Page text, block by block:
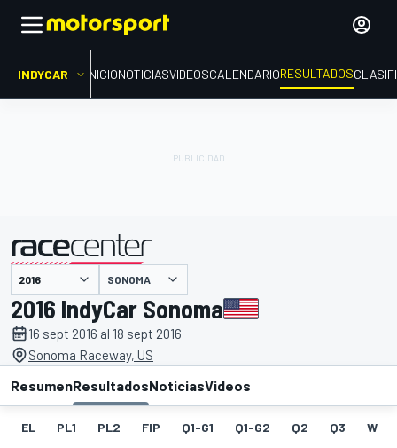
INDYCAR INICIONOTICIASVIDEOSCALENDARIORESULTADOS
presentado por SONOMA
2016 IndyCar Sonoma
16 sept 2016 al 18 sept 2016
Sonoma Raceway, US
ResumenResultadosNoticiasVideos
EL PL1 PL2 FIP Q1-G1 Q1-G2 Q2 Q3 W